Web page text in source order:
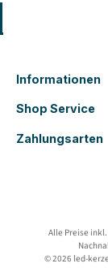
Informationen
Shop Service
Zahlungsarten
Alle Preise
© 2026 led-